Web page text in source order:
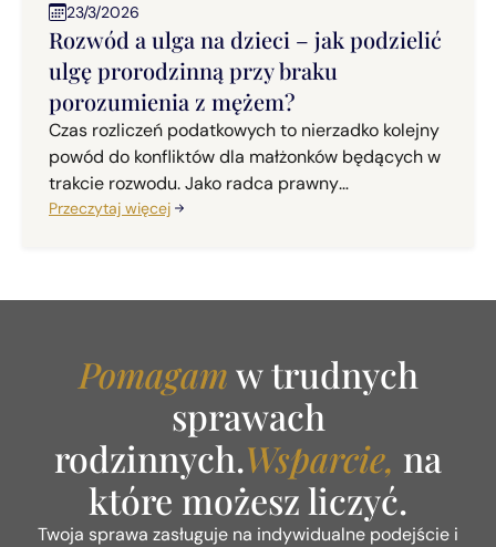
23/3/2026
Rozwód a ulga na dzieci – jak podzielić
ulgę prorodzinną przy braku
porozumienia z mężem?
Czas rozliczeń podatkowych to nierzadko kolejny
powód do konfliktów dla małżonków będących w
trakcie rozwodu. Jako radca prawny
specjalizujący się w prawie rodzinnym, w mojej
oraz sądy administracyjne mają na ten temat
jednoznaczne stanowisko.
Przeczytaj więcej
Pomagamw trudnych
sprawach
rodzinnych.Wsparcie, na
które możesz liczyć.
Twoja sprawa zasługuje na indywidualne podejście i